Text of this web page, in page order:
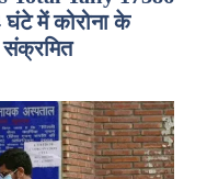
में कोरोना के
संक्रमित